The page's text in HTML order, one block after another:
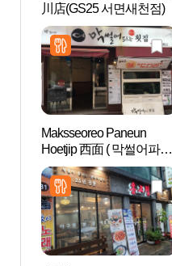
川店(GS25 서면새천점)
Maksseoreo Paneun
Hoetjip 西面 ( 막썰어파는
횟집 서면 )